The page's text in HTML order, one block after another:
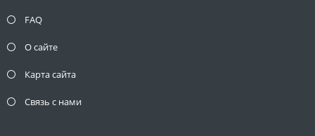
FAQ
О сайте
Карта сайта
Связь с нами